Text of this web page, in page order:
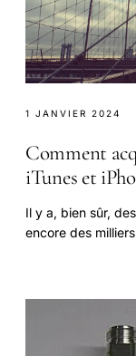
1 JANVIER 2024
Comment
iTunes et
Il y a, bien sûr,
encore des